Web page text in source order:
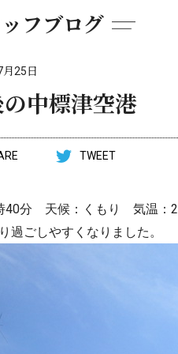
フブログ
25日
中標津空港
TWEET
40分 天候：くもり 気温：
過ごしやすくなりました。